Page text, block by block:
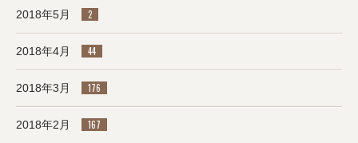
2018年5月 2
2018年4月 44
2018年3月 176
2018年2月 167